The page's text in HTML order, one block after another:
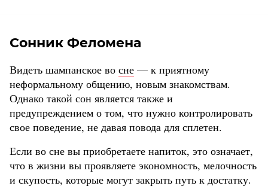
Сонник Феломена
Видеть шампанское во сне — к приятному
неформальному общению, новым знакомствам.
Однако такой сон является также и
предупреждением о том, что нужно контролировать
свое поведение, не давая повода для сплетен.
Если во сне вы приобретаете напиток, это означает,
что в жизни вы проявляете экономность, мелочность
и скупость, которые могут закрыть путь к достатку.